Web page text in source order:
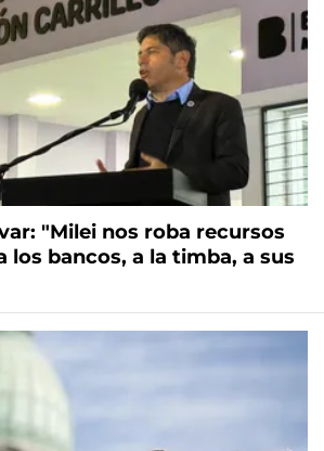
"Milei nos roba recursos
los bancos, a la timba, a sus